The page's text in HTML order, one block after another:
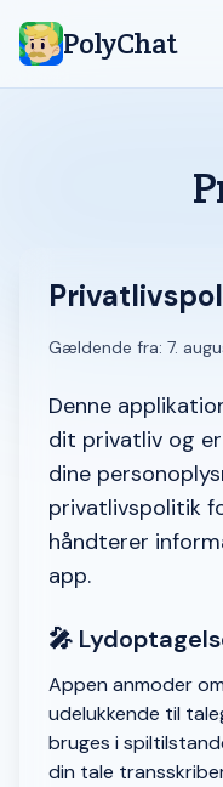
PolyChat
Gældende fra: 7.
Denne
dit privatliv og
dine
privatlivspolitik
håndterer
app.
🎤
Appen anmoder
udelukkende til
bruges i
din tale